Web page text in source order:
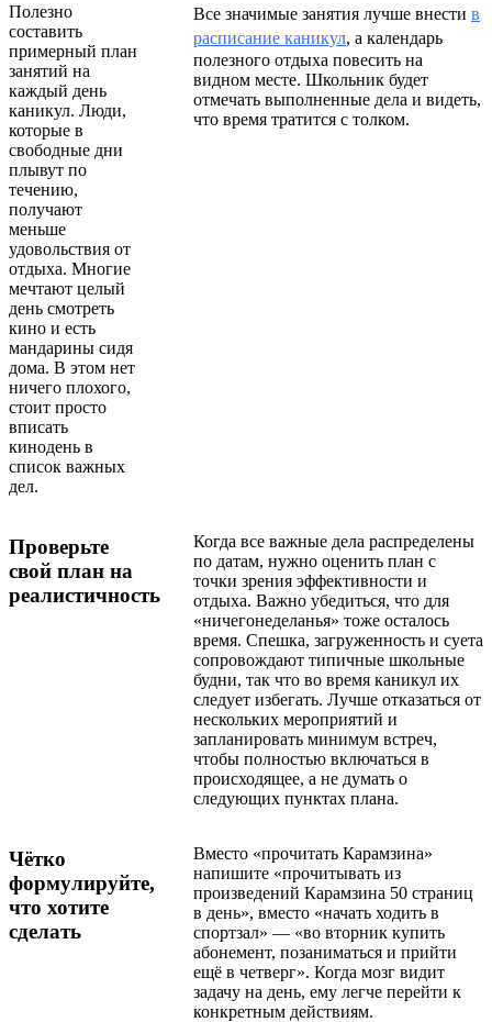
Полезно
составить
примерный план
занятий на
каждый день
каникул. Люди,
которые в
свободные дни
плывут по
течению,
получают
меньше
удовольствия от
отдыха. Многие
мечтают целый
день смотреть
кино и есть
мандарины сидя
дома. В этом нет
ничего плохого,
стоит просто
вписать
кинодень в
список важных
дел.
Все значимые занятия лучше внести в
расписание каникул, а календарь
полезного отдыха повесить на
видном месте. Школьник будет
отмечать выполненные дела и видеть,
что время тратится с толком.
Проверьте
свой план на
реалистичность
Когда все важные дела распределены
по датам, нужно оценить план с
точки зрения эффективности и
отдыха. Важно убедиться, что для
«ничегонеделанья» тоже осталось
время. Спешка, загруженность и суета
сопровождают типичные школьные
будни, так что во время каникул их
следует избегать. Лучше отказаться от
нескольких мероприятий и
запланировать минимум встреч,
чтобы полностью включаться в
происходящее, а не думать о
следующих пунктах плана.
Чётко
формулируйте,
что хотите
сделать
Вместо «прочитать Карамзина»
напишите «прочитывать из
произведений Карамзина 50 страниц
в день», вместо «начать ходить в
спортзал» — «во вторник купить
абонемент, позаниматься и прийти
ещё в четверг». Когда мозг видит
задачу на день, ему легче перейти к
конкретным действиям.